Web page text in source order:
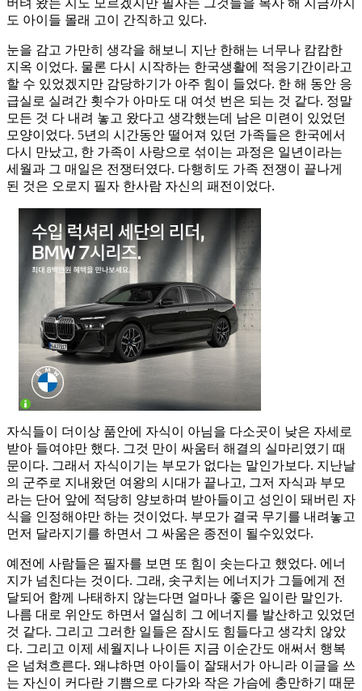
버텨 왔는 지도 모르겠지만 필자는 그것들을 복사 해 지금까지
도 아이들 몰래 고이 간직하고 있다.
눈을 감고 가만히 생각을 해보니 지난 한해는 너무나 캄캄한
지옥 이었다. 물론 다시 시작하는 한국생활에 적응기간이라고
할 수 있었겠지만 감당하기가 아주 힘이 들었다. 한 해 동안 응
급실로 실려간 횟수가 아마도 대 여섯 번은 되는 것 같다. 정말
모든 것 다 내려 놓고 왔다고 생각했는데 남은 미련이 있었던
모양이었다. 5년의 시간동안 떨어져 있던 가족들은 한국에서
다시 만났고, 한 가족이 사랑으로 섞이는 과정은 일년이라는
세월과 그 매일은 전쟁터였다. 다행히도 가족 전쟁이 끝나게
된 것은 오로지 필자 한사람 자신의 패전이었다.
자식들이 더이상 품안에 자식이 아님을 다소곳이 낮은 자세로
받아 들여야만 했다. 그것 만이 싸움터 해결의 실마리였기 때
문이다. 그래서 자식이기는 부모가 없다는 말인가보다. 지난날
의 군주로 지내왔던 여왕의 시대가 끝나고, 그저 자식과 부모
라는 단어 앞에 적당히 양보하며 받아들이고 성인이 돼버린 자
식을 인정해야만 하는 것이었다. 부모가 결국 무기를 내려놓고
먼저 달라지기를 하면서 그 싸움은 종전이 될수있었다.
예전에 사람들은 필자를 보면 또 힘이 솟는다고 했었다. 에너
지가 넘친다는 것이다. 그래, 솟구치는 에너지가 그들에게 전
달되어 함께 나태하지 않는다면 얼마나 좋은 일이란 말인가.
나름 대로 위안도 하면서 열심히 그 에너지를 발산하고 있었던
것 같다. 그리고 그러한 일들은 잠시도 힘들다고 생각치 않았
다. 그리고 이제 세월지나 나이든 지금 이순간도 애써서 행복
은 넘쳐흐른다. 왜냐하면 아이들이 잘돼서가 아니라 이글을 쓰
는 자신이 커다란 기쁨으로 다가와 작은 가슴에 충만하기 때문